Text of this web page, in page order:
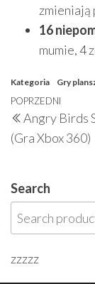
16
mumie, 4
Kategoria Gry
Nawigacja
wpisu
Poprzedni
wpis
POPRZEDNI
Angry Birds
(Gra Xbox 360)
Search
zzzzz